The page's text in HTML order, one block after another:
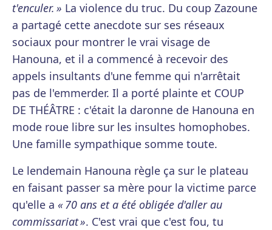
t'enculer. » La violence du truc. Du coup Zazoune
a partagé cette anecdote sur ses réseaux
sociaux pour montrer le vrai visage de
Hanouna, et il a commencé à recevoir des
appels insultants d'une femme qui n'arrêtait
pas de l'emmerder. Il a porté plainte et COUP
DE THÉÂTRE : c'était la daronne de Hanouna en
mode roue libre sur les insultes homophobes.
Une famille sympathique somme toute.
Le lendemain Hanouna règle ça sur le plateau
en faisant passer sa mère pour la victime parce
qu'elle a « 70 ans et a été obligée d'aller au
commissariat ». C'est vrai que c'est fou, tu